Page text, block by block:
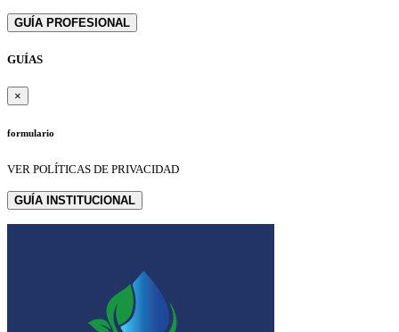
GUÍA PROFESIONAL
GUÍAS
×
formulario
VER POLÍTICAS DE PRIVACIDAD
GUÍA INSTITUCIONAL